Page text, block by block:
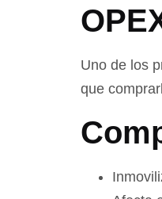
Uno de los
que